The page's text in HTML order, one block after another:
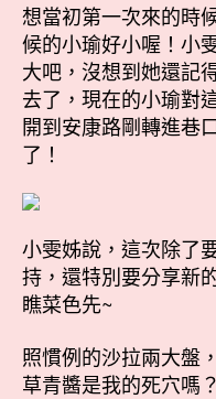
想當初第一次來的時
候的小瑜好小喔！小
大吧，沒想到她還記
去了，現在的小瑜對
開到安康路剛轉進巷
了！
小雯姊說，這次除了
持，還特別要分享新
瞧菜色先~
照慣例的沙拉兩大盤
草青醬是我的死穴嗎